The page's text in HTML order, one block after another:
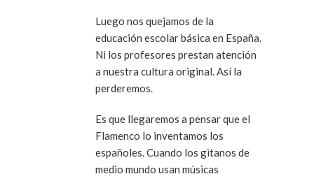
Luego nos quejamos de la
educación escolar básica en España.
Ni los profesores prestan atención
a nuestra cultura original. Así la
perderemos.
Es que llegaremos a pensar que el
Flamenco lo inventamos los
españoles. Cuando los gitanos de
medio mundo usan músicas